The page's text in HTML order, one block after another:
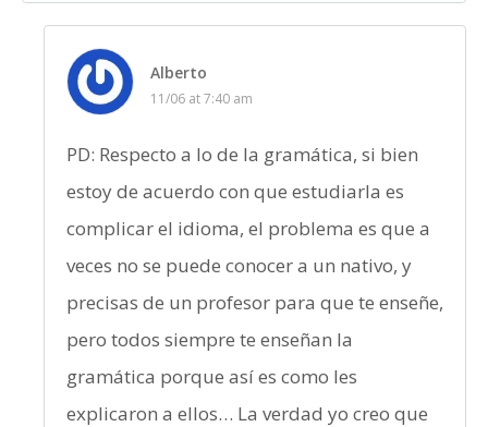
Alberto
11/06 at 7:40 am
PD: Respecto a lo de la gramática, si bien
estoy de acuerdo con que estudiarla es
complicar el idioma, el problema es que a
veces no se puede conocer a un nativo, y
precisas de un profesor para que te enseñe,
pero todos siempre te enseñan la
gramática porque así es como les
explicaron a ellos… La verdad yo creo que